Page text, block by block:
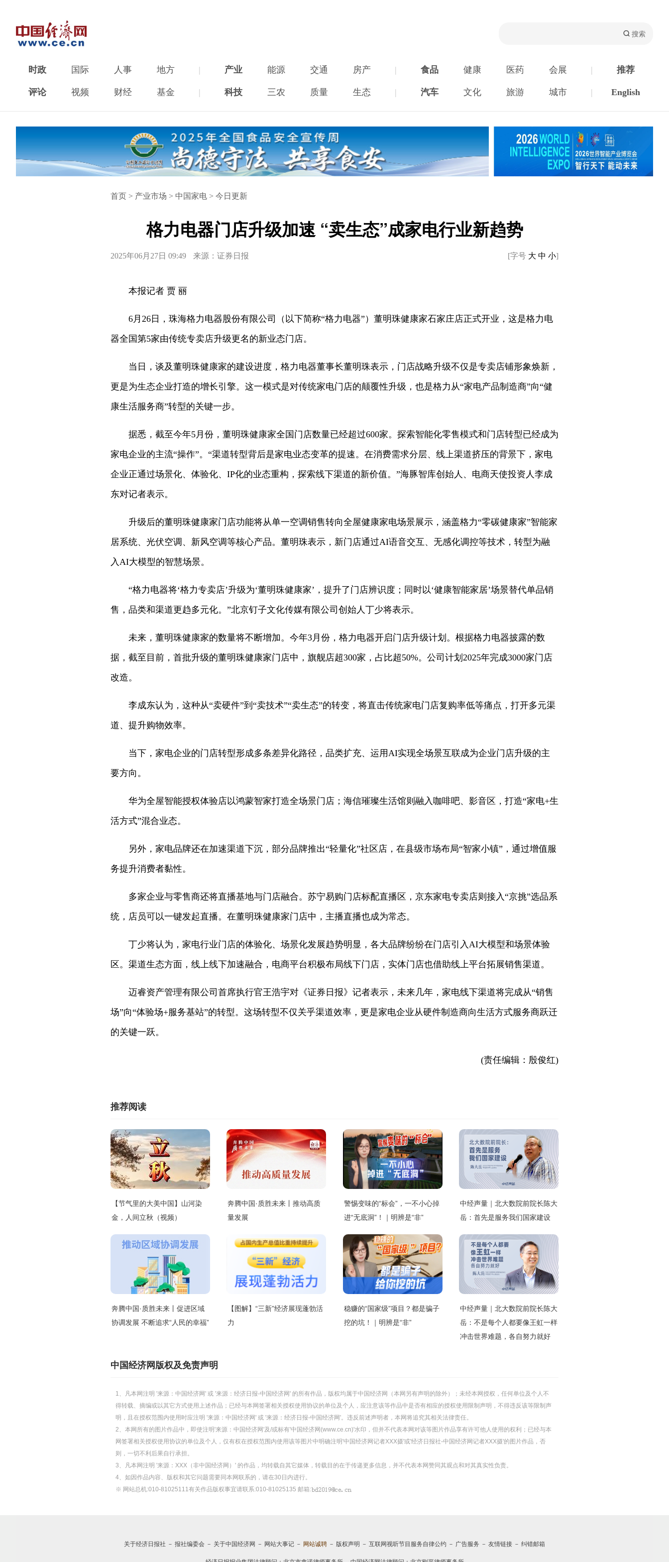
时政 国际 人事 地方 | 产业 能源 交通 房产 | 食品 健康 医药 会展 | 推荐
评论 视频 财经 基金 | 科技 三农 质量 生态 | 汽车 文化 旅游 城市 | English
首页 > 产业市场 > 中国家电 > 今日更新
格力电器门店升级加速 “卖生态”成家电行业新趋势
2025年06月27日 09:49 来源：证券日报 [字号 大 中 小]
本报记者 贾 丽
6月26日，珠海格力电器股份有限公司（以下简称“格力电器”）董明珠健康家石家庄店正式开业，这是格力电
器全国第5家由传统专卖店升级更名的新业态门店。
当日，谈及董明珠健康家的建设进度，格力电器董事长董明珠表示，门店战略升级不仅是专卖店铺形象焕新，
更是为生态企业打造的增长引擎。这一模式是对传统家电门店的颠覆性升级，也是格力从“家电产品制造商”向“健
康生活服务商”转型的关键一步。
据悉，截至今年5月份，董明珠健康家全国门店数量已经超过600家。探索智能化零售模式和门店转型已经成为
家电企业的主流“操作”。“渠道转型背后是家电业态变革的提速。在消费需求分层、线上渠道挤压的背景下，家电
企业正通过场景化、体验化、IP化的业态重构，探索线下渠道的新价值。”海豚智库创始人、电商天使投资人李成
东对记者表示。
升级后的董明珠健康家门店功能将从单一空调销售转向全屋健康家电场景展示，涵盖格力“零碳健康家”智能家
居系统、光伏空调、新风空调等核心产品。董明珠表示，新门店通过AI语音交互、无感化调控等技术，转型为融
入AI大模型的智慧场景。
“格力电器将‘格力专卖店’升级为‘董明珠健康家’，提升了门店辨识度；同时以‘健康智能家居’场景替代单品销
售，品类和渠道更趋多元化。”‌北京钉子文化传媒有限公司创始人丁少将表示。
未来，董明珠健康家的数量将不断增加。今年3月份，格力电器开启门店升级计划。根据格力电器披露的数
据，截至目前，首批升级的董明珠健康家门店中，旗舰店超300家，占比超50%。公司计划2025年完成3000家门店
改造。
李成东认为，这种从“卖硬件”到“卖技术”“卖生态”的转变，将直击传统家电门店复购率低等痛点，打开多元渠
道、提升购物效率。
当下，家电企业的门店转型形成多条差异化路径，品类扩充、运用AI实现全场景互联成为企业门店升级的主
要方向。
华为全屋智能授权体验店以鸿蒙智家打造全场景门店；海信璀璨生活馆则融入咖啡吧、影音区，打造“家电+生
活方式”混合业态。
另外，家电品牌还在加速渠道下沉，部分品牌推出“轻量化”社区店，在县级市场布局“智家小镇”，通过增值服
务提升消费者黏性。
多家企业与零售商还将直播基地与门店融合。苏宁易购门店标配直播区，京东家电专卖店则接入“京挑”选品系
统，店员可以一键发起直播。在董明珠健康家门店中，主播直播也成为常态。
丁少将认为，家电行业门店的体验化、场景化发展趋势明显，各大品牌纷纷在门店引入AI大模型和场景体验
区。渠道生态方面，线上线下加速融合，电商平台积极布局线下门店，实体门店也借助线上平台拓展销售渠道。
迈睿资产管理有限公司首席执行官王浩宇对《证券日报》记者表示，未来几年，家电线下渠道将完成从“销售
场”向“体验场+服务基站”的转型。这场转型不仅关乎渠道效率，更是家电企业从硬件制造商向生活方式服务商跃迁
的关键一跃。
(责任编辑：殷俊红)
推荐阅读
【节气里的大美中国】山河染
金，人间立秋（视频）
奔腾中国·质胜未来丨推动高质
量发展
警惕变味的“标会”，一不小心掉
进“无底洞”！｜明辨是“非”
中经声量｜北大数院前院长陈大
岳：首先是服务我们国家建设
奔腾中国·质胜未来丨促进区域
协调发展 不断追求“人民的幸福”
【图解】“三新”经济展现蓬勃活
力
稳赚的“国家级”项目？都是骗子
挖的坑！｜明辨是“非”
中经声量｜北大数院前院长陈大
岳：不是每个人都要像王虹一样
冲击世界难题，各自努力就好
中国经济网版权及免责声明
1、凡本网注明 '来源：中国经济网' 或 '来源：经济日报-中国经济网' 的所有作品，版权均属于中国经济网（本网另有声明的除外）；未经本网授权，任何单位及个人不
得转载、摘编或以其它方式使用上述作品；已经与本网签署相关授权使用协议的单位及个人，应注意该等作品中是否有相应的授权使用限制声明，不得违反该等限制声
明，且在授权范围内使用时应注明 '来源：中国经济网' 或 '来源：经济日报-中国经济网'。违反前述声明者，本网将追究其相关法律责任。
2、本网所有的图片作品中，即使注明'来源：中国经济网'及/或标有'中国经济网(www.ce.cn)'水印，但并不代表本网对该等图片作品享有许可他人使用的权利；已经与本
网签署相关授权使用协议的单位及个人，仅有权在授权范围内使用该等图片中明确注明'中国经济网记者XXX摄'或'经济日报社-中国经济网记者XXX摄'的图片作品，否
则，一切不利后果自行承担。
3、凡本网注明 '来源：XXX（非中国经济网）' 的作品，均转载自其它媒体，转载目的在于传递更多信息，并不代表本网赞同其观点和对其真实性负责。
4、如因作品内容、版权和其它问题需要同本网联系的，请在30日内进行。
※ 网站总机:010-81025111有关作品版权事宜请联系:010-81025135 邮箱:
关于经济日报社 － 报社编委会 － 关于中国经济网 － 网站大事记 － 网站诚聘 － 版权声明 － 互联网视听节目服务自律公约 － 广告服务 － 友情链接 － 纠错邮箱